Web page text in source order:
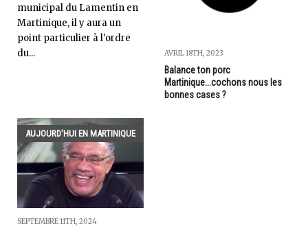
municipal du Lamentin en
Martinique, il y aura un
point particulier à l'ordre
du...
AVRIL 18TH, 2023
Balance ton porc
Martinique...cochons nous les
bonnes cases ?
AUJOURD'HUI EN MARTINIQUE
SEPTEMBRE 11TH, 2024